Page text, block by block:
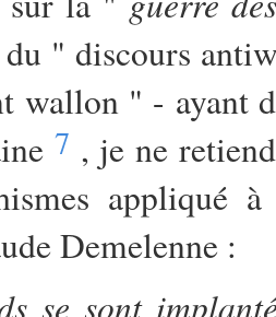
" discours
wallon " - ayant
7 , je ne
appliqué
Demelenne :
se sont